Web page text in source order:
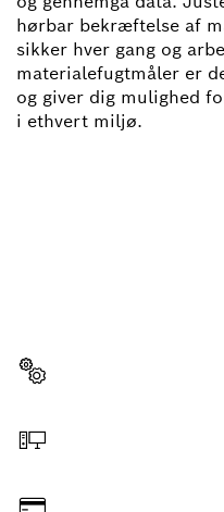
hørbar bekræftelse af
sikker hver gang og
materialefugtmåler er
og giver dig mulighed
i ethvert miljø.